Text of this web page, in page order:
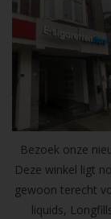
Bezoek onze
Deze winkel ligt
gewoon terecht
liquids,